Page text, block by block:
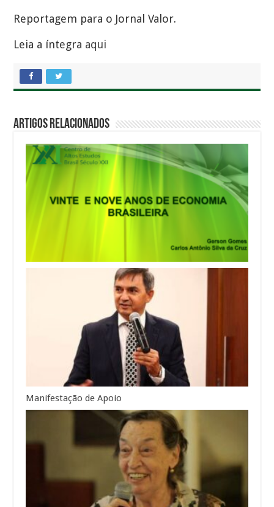
Reportagem para o Jornal Valor.
Leia a íntegra aqui
Artigos Relacionados
Manifestação de Apoio